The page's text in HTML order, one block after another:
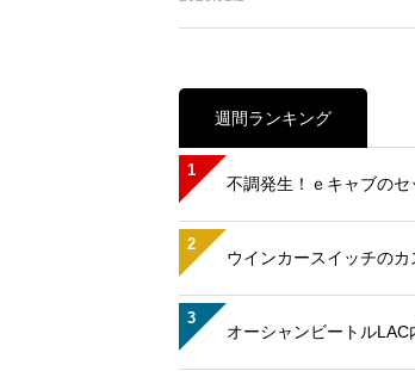
週間ランキング
1
不調発生！ｅキャブのセ
2
ウインカースイッチのカ
3
オーシャンビートルLAC